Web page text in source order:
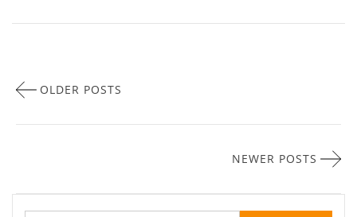
OLDER POSTS
NEWER POSTS